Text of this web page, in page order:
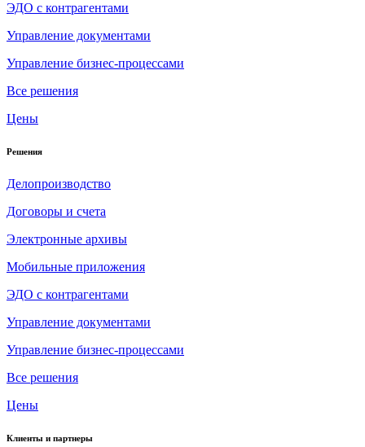
ЭДО с контрагентами
Управление документами
Управление бизнес-процессами
Все решения
Цены
Решения
Делопроизводство
Договоры и счета
Электронные архивы
Мобильные приложения
ЭДО с контрагентами
Управление документами
Управление бизнес-процессами
Все решения
Цены
Клиенты и партнеры